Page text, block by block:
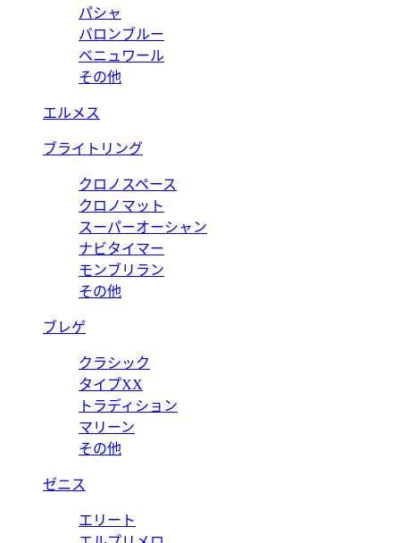
パシャ
バロンブルー
ベニュワール
その他
エルメス
ブライトリング
クロノスペース
クロノマット
スーパーオーシャン
ナビタイマー
モンブリラン
その他
ブレゲ
クラシック
タイプXX
トラディション
マリーン
その他
ゼニス
エリート